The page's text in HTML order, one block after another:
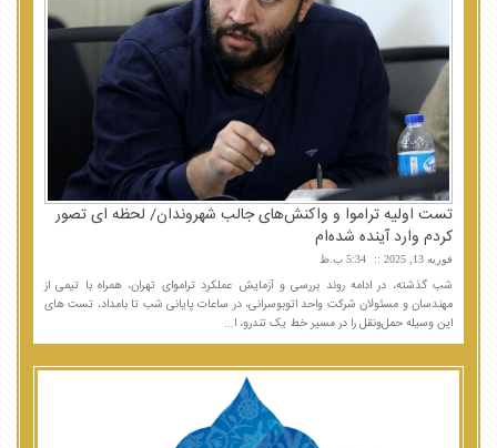
تست اولیه تراموا و واکنش‌های جالب شهروندان/ لحظه ای تصور
کردم وارد آینده شده‌ام
فوریه 13, 2025 5:34 ب.ظ
شب گذشته، در ادامه روند بررسی و آزمایش عملکرد تراموای تهران، همراه با تیمی از
مهندسان و مسئولان شرکت واحد اتوبوسرانی، در ساعات پایانی شب تا بامداد، تست های
این وسیله حمل‌ونقل را در مسیر خط یک تندرو، ا...